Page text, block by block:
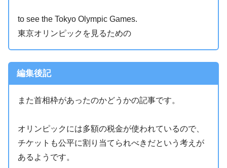
to see the Tokyo Olympic Games.
東京オリンピックを見るための
編集後記
また首相枠があったのかどうかの記事です。
オリンピックには多額の税金が使われているので、
チケットも公平に割り当てられべきだという考えが
あるようです。